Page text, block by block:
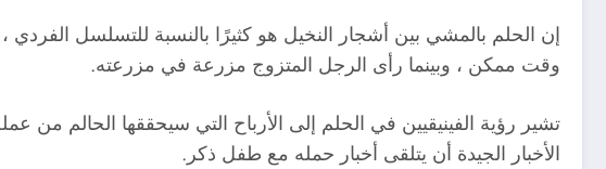
إن الحلم بالمشي بين أشجار النخيل هو كثيرًا بالنسبة للتسلسل
وقت ممكن ، وبينما رأى الرجل المتزوج مزرعة في مزرعته.
تشير رؤية الفينيقيين في الحلم إلى الأرباح التي سيحققها الحالم من
الأخبار الجيدة أن يتلقى أخبار حمله مع طفل ذكر.